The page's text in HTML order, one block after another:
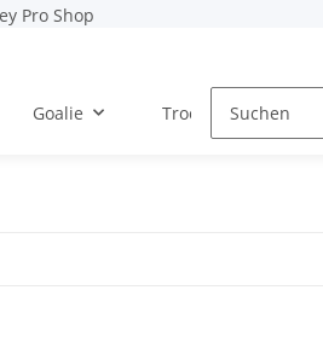
Goalie Trockentraining